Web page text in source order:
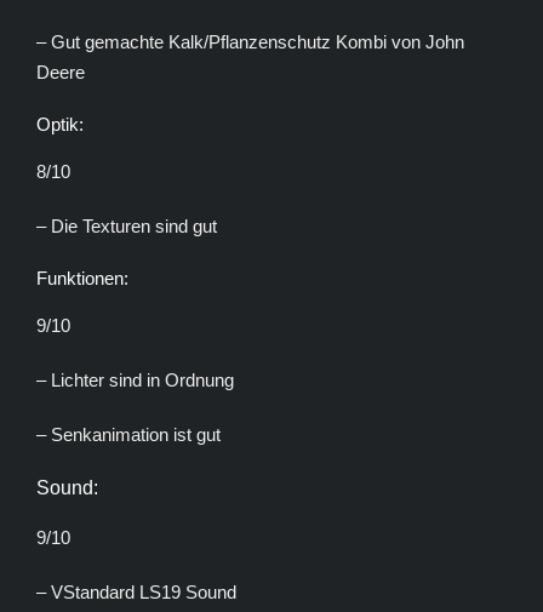
– Gut gemachte Kalk/Pflanzenschutz Kombi von John
Deere
Optik:
8/10
– Die Texturen sind gut
Funktionen:
9/10
– Lichter sind in Ordnung
– Senkanimation ist gut
Sound:
9/10
– VStandard LS19 Sound